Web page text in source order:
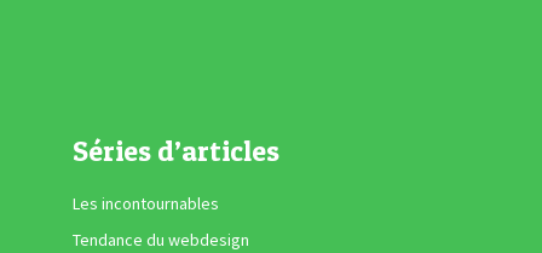
Séries d’articles
Les incontournables
Tendance du webdesign